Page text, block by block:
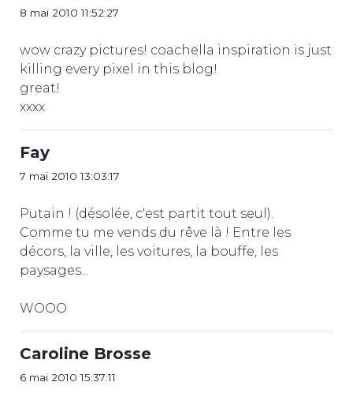
8 mai 2010 11:52:27
wow crazy pictures! coachella inspiration is just
killing every pixel in this blog!
great!
xxxx
Fay
7 mai 2010 13:03:17
Putain ! (désolée, c'est partit tout seul).
Comme tu me vends du rêve là ! Entre les
décors, la ville, les voitures, la bouffe, les
paysages...
WOOO
Caroline Brosse
6 mai 2010 15:37:11